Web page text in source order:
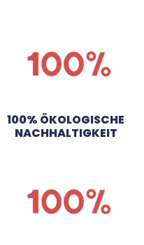
100% ÖKOLOGISCHE
NACHHALTIGKEIT